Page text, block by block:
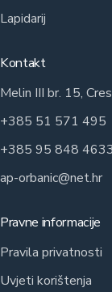
Lapidarij
Kontakt
Melin III br. 15, Cres
+385 51 571 495
+385 95 848 4633
ap-orbanic@net.hr
Pravne informacije
Pravila privatnosti
Uvjeti korištenja